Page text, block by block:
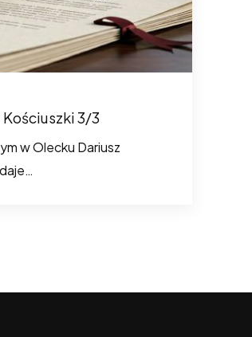
3/3
w Olecku Dariusz